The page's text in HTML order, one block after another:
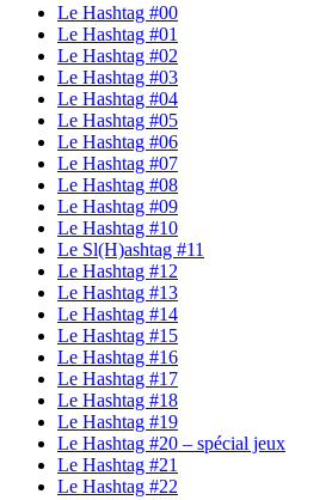
Le Hashtag #00
Le Hashtag #01
Le Hashtag #02
Le Hashtag #03
Le Hashtag #04
Le Hashtag #05
Le Hashtag #06
Le Hashtag #07
Le Hashtag #08
Le Hashtag #09
Le Hashtag #10
Le Sl(H)ashtag #11
Le Hashtag #12
Le Hashtag #13
Le Hashtag #14
Le Hashtag #15
Le Hashtag #16
Le Hashtag #17
Le Hashtag #18
Le Hashtag #19
Le Hashtag #20 – spécial jeux
Le Hashtag #21
Le Hashtag #22